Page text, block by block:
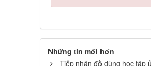
Những tin mới hơn
Tiếp nhận đồ dùng học tập